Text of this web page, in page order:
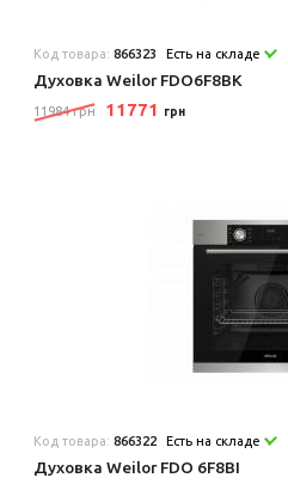
Код товара:866323 Есть на складе
Духовка Weilor FDO6F8BK
11984 грн 11771 грн
Код товара:866322 Есть на складе
Духовка Weilor FDO 6F8BI